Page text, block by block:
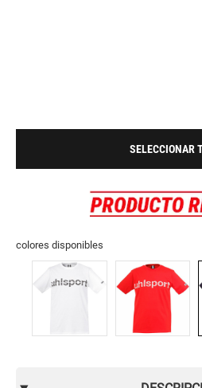
SELECCIONAR
colores disponibles